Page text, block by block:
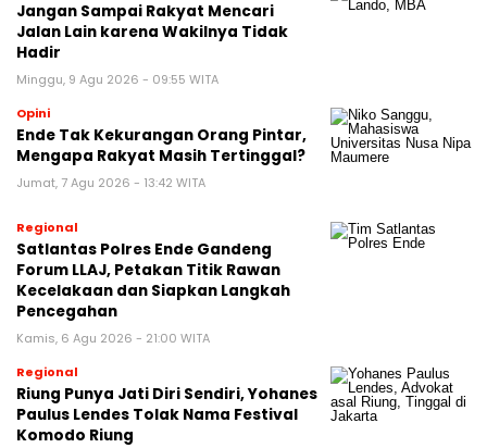
Jangan Sampai Rakyat Mencari
Jalan Lain karena Wakilnya Tidak
Hadir
Minggu, 9 Agu 2026 - 09:55 WITA
Opini
Ende Tak Kekurangan Orang Pintar,
Mengapa Rakyat Masih Tertinggal?
Jumat, 7 Agu 2026 - 13:42 WITA
Regional
Satlantas Polres Ende Gandeng
Forum LLAJ, Petakan Titik Rawan
Kecelakaan dan Siapkan Langkah
Pencegahan
Kamis, 6 Agu 2026 - 21:00 WITA
Regional
Riung Punya Jati Diri Sendiri, Yohanes
Paulus Lendes Tolak Nama Festival
Komodo Riung